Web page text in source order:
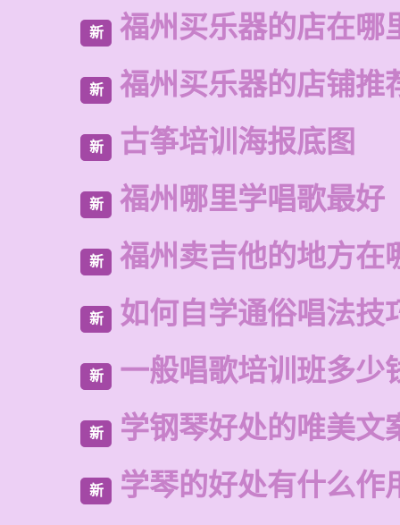
新 福州买乐器的店在哪
新 福州买乐器的店铺推
新 古筝培训海报底图
新 福州哪里学唱歌最好
新 福州卖吉他的地方在
新 如何自学通俗唱法技
新 一般唱歌培训班多少
新 学钢琴好处的唯美文
新 学琴的好处有什么作